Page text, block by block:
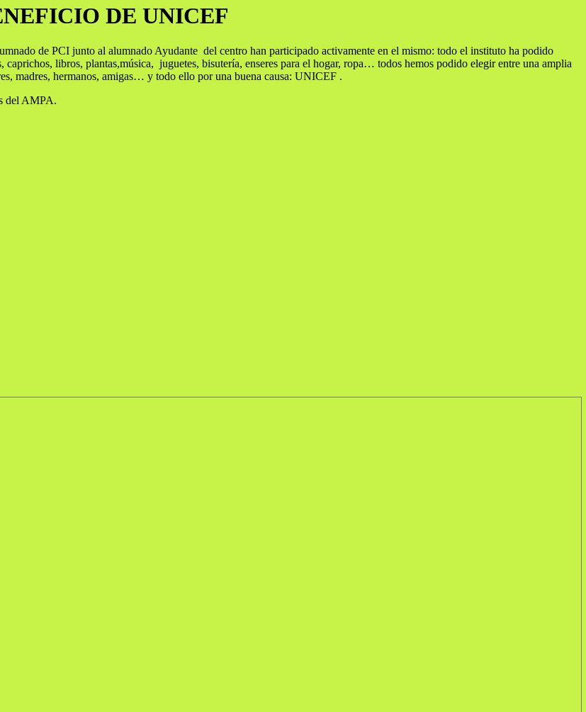
DE UNICEF
de PCI junto al alumnado Ayudante del centro han participado activamente en el mismo: todo el instituto ha podido
libros, plantas,música, juguetes, bisutería, enseres para el hogar, ropa… todos hemos podido elegir entre una amplia
madres, hermanos, amigas… y todo ello por una buena causa: UNICEF .
del AMPA.